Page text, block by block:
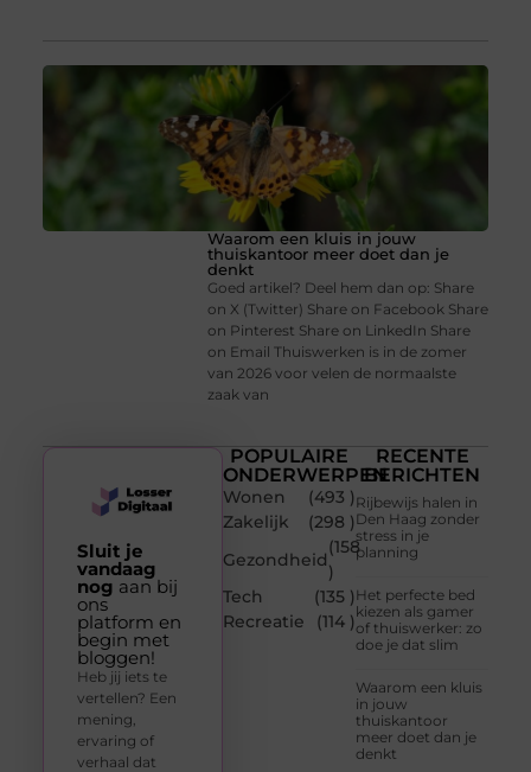
Waarom een kluis in jouw
thuiskantoor meer doet dan je
denkt
Goed artikel? Deel hem dan op: Share
on X (Twitter) Share on Facebook Share
on Pinterest Share on LinkedIn Share
on Email Thuiswerken is in de zomer
van 2026 voor velen de normaalste
zaak van
POPULAIRE
ONDERWERPEN
Wonen
(493 )
Zakelijk
(298 )
Gezondheid
(158
)
Tech
(135 )
Recreatie
(114 )
RECENTE
BERICHTEN
Rijbewijs halen in
Den Haag zonder
stress in je
planning
Het perfecte bed
kiezen als gamer
of thuiswerker: zo
doe je dat slim
Waarom een kluis
in jouw
thuiskantoor
meer doet dan je
denkt
Sluit je
vandaag
nog aan bij
ons
platform en
begin met
bloggen!
Heb jij iets te
vertellen? Een
mening,
ervaring of
verhaal dat